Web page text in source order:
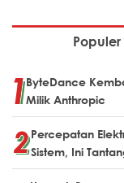
Populer
ByteDance
Milik Anthropic
Percepatan
Sistem, Ini